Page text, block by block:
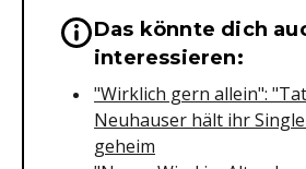
Wichtige Hinweise
Das könnte dich
interessieren:
"Wirklich gern allein":
Neuhauser hält ihr
geheim